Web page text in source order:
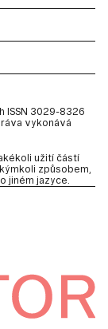
ISSN 3029-8326
vykonává
užití částí
způsobem,
jiném jazyce.